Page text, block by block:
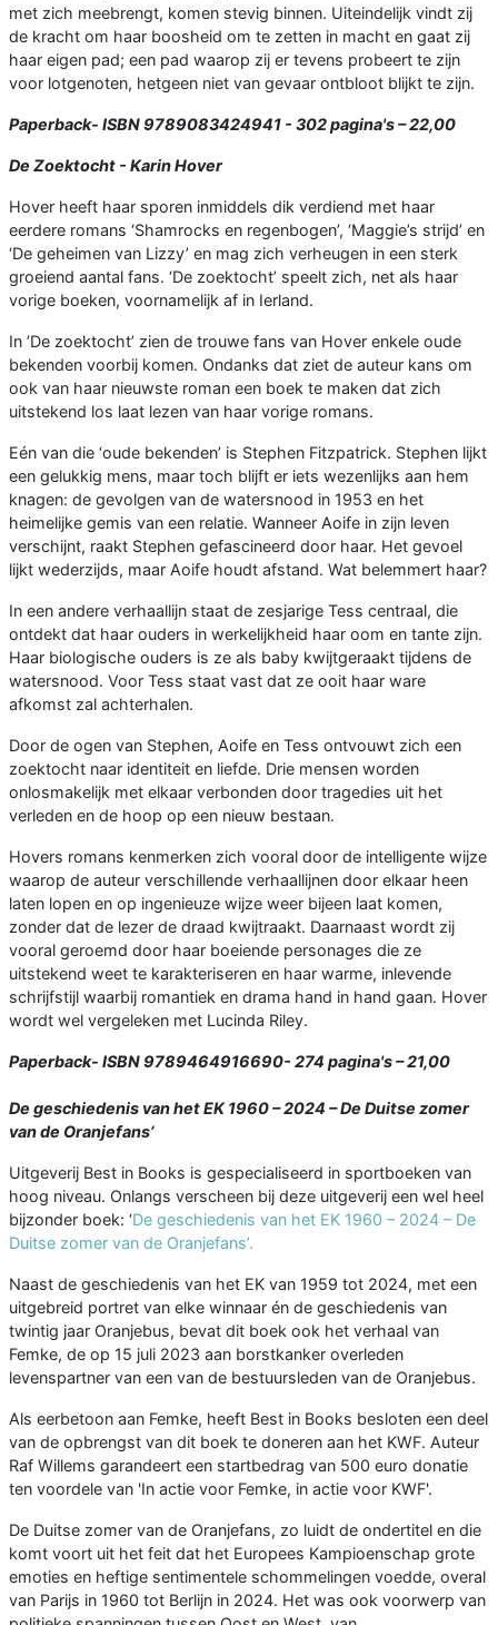
met zich meebrengt, komen stevig binnen. Uiteindelijk vindt zij
de kracht om haar boosheid om te zetten in macht en gaat zij
haar eigen pad; een pad waarop zij er tevens probeert te zijn
voor lotgenoten, hetgeen niet van gevaar ontbloot blijkt te zijn.
Paperback- ISBN 9789083424941 - 302 pagina's – 22,00
De Zoektocht - Karin Hover
Hover heeft haar sporen inmiddels dik verdiend met haar
eerdere romans ‘Shamrocks en regenbogen’, ‘Maggie’s strijd’ en
‘De geheimen van Lizzy’ en mag zich verheugen in een sterk
groeiend aantal fans. ‘De zoektocht’ speelt zich, net als haar
vorige boeken, voornamelijk af in Ierland.
In ’De zoektocht’ zien de trouwe fans van Hover enkele oude
bekenden voorbij komen. Ondanks dat ziet de auteur kans om
ook van haar nieuwste roman een boek te maken dat zich
uitstekend los laat lezen van haar vorige romans.
Eén van die ‘oude bekenden’ is Stephen Fitzpatrick. Stephen lijkt
een gelukkig mens, maar toch blijft er iets wezenlijks aan hem
knagen: de gevolgen van de watersnood in 1953 en het
heimelijke gemis van een relatie. Wanneer Aoife in zijn leven
verschijnt, raakt Stephen gefascineerd door haar. Het gevoel
lijkt wederzijds, maar Aoife houdt afstand. Wat belemmert haar?
In een andere verhaallijn staat de zesjarige Tess centraal, die
ontdekt dat haar ouders in werkelijkheid haar oom en tante zijn.
Haar biologische ouders is ze als baby kwijtgeraakt tijdens de
watersnood. Voor Tess staat vast dat ze ooit haar ware
afkomst zal achterhalen.
Door de ogen van Stephen, Aoife en Tess ontvouwt zich een
zoektocht naar identiteit en liefde. Drie mensen worden
onlosmakelijk met elkaar verbonden door tragedies uit het
verleden en de hoop op een nieuw bestaan.
Hovers romans kenmerken zich vooral door de intelligente wijze
waarop de auteur verschillende verhaallijnen door elkaar heen
laten lopen en op ingenieuze wijze weer bijeen laat komen,
zonder dat de lezer de draad kwijtraakt. Daarnaast wordt zij
vooral geroemd door haar boeiende personages die ze
uitstekend weet te karakteriseren en haar warme, inlevende
schrijfstijl waarbij romantiek en drama hand in hand gaan. Hover
wordt wel vergeleken met Lucinda Riley.
Paperback- ISBN 9789464916690- 274 pagina's – 21,00
De geschiedenis van het EK 1960 – 2024 – De Duitse zomer
van de Oranjefans’
Uitgeverij Best in Books is gespecialiseerd in sportboeken van
hoog niveau. Onlangs verscheen bij deze uitgeverij een wel heel
bijzonder boek: ‘De geschiedenis van het EK 1960 – 2024 – De
Duitse zomer van de Oranjefans’.
Naast de geschiedenis van het EK van 1959 tot 2024, met een
uitgebreid portret van elke winnaar én de geschiedenis van
twintig jaar Oranjebus, bevat dit boek ook het verhaal van
Femke, de op 15 juli 2023 aan borstkanker overleden
levenspartner van een van de bestuursleden van de Oranjebus.
Als eerbetoon aan Femke, heeft Best in Books besloten een deel
van de opbrengst van dit boek te doneren aan het KWF. Auteur
Raf Willems garandeert een startbedrag van 500 euro donatie
ten voordele van 'In actie voor Femke, in actie voor KWF'.
De Duitse zomer van de Oranjefans, zo luidt de ondertitel en die
komt voort uit het feit dat het Europees Kampioenschap grote
emoties en heftige sentimentele schommelingen voedde, overal
van Parijs in 1960 tot Berlijn in 2024. Het was ook voorwerp van